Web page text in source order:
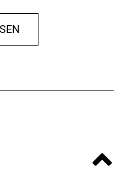
und Ventilen
und Felgenbänder
und Ausführungen